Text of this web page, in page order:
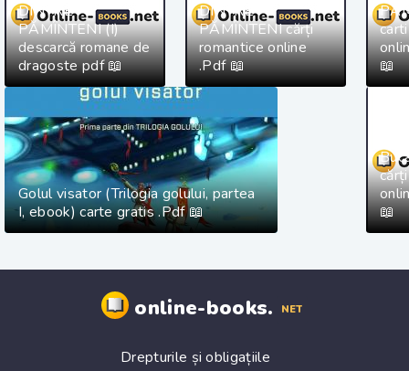
DINTRE
PĂMÎNTENI (I)
descarcă romane de
dragoste pdf 📖
DINTRE
PĂMÎNTENI cărți
romantice online
.Pdf 📖
📖
Golul visator (Trilogia golului, partea
I, ebook) carte gratis .Pdf 📖
📖
online-books. NET
Drepturile și obligațiile